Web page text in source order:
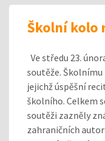
Školní kolo
Ve středu 23.
soutěže.
jejichž úspěšní
školního. Celkem
soutěži zazněly
zahraničních